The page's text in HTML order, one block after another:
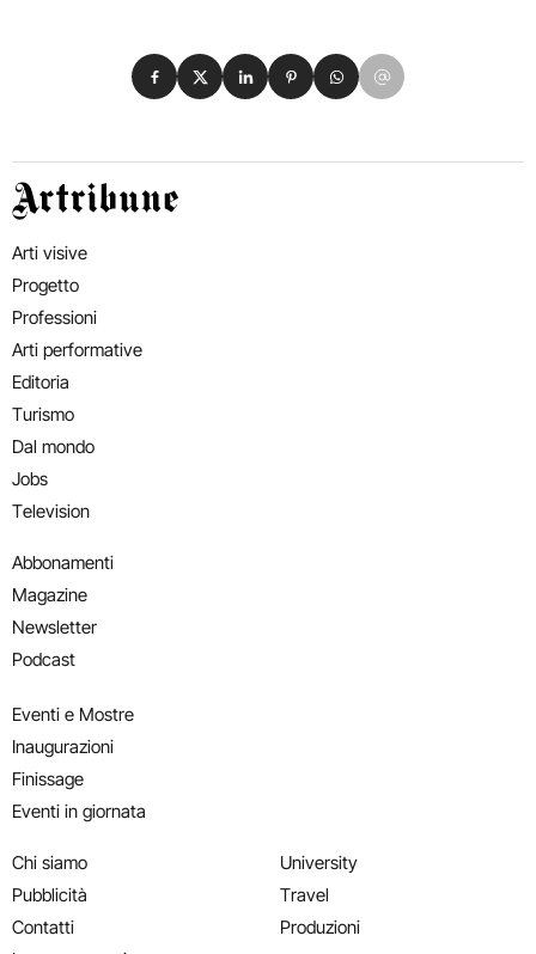
Condividi su Facebook
Condividi su X
Condividi su LinkedIn
Condividi su Pinterest
Condividi su WhatsApp
Condividi su Email
Artribune
Arti visive
Progetto
Professioni
Arti performative
Editoria
Turismo
Dal mondo
Jobs
Television
Abbonamenti
Magazine
Newsletter
Podcast
Eventi e Mostre
Inaugurazioni
Finissage
Eventi in giornata
Chi siamo
Pubblicità
Contatti
University
Travel
Produzioni